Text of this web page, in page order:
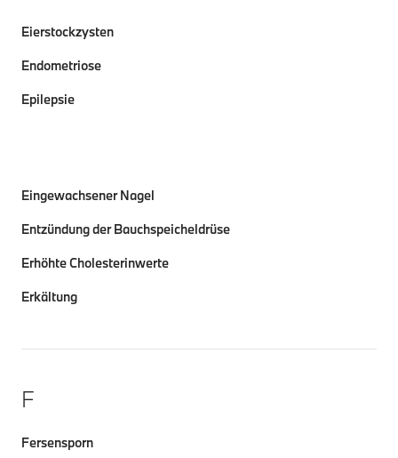
Eierstockzysten
Endometriose
Epilepsie
Eingewachsener Nagel
Entzündung der Bauchspeicheldrüse
Erhöhte Cholesterinwerte
Erkältung
F
Fersensporn